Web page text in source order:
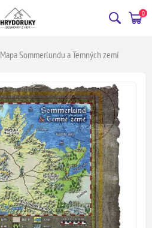
0
Mapa Sommerlundu a Temných zemí